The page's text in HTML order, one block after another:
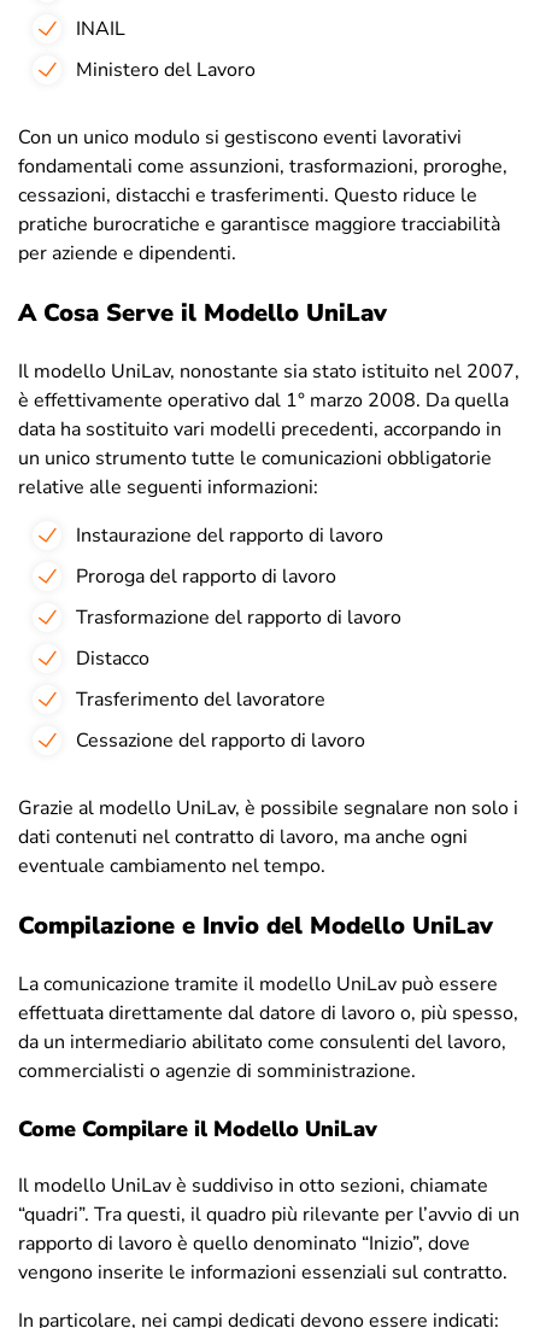
INAIL
Ministero del Lavoro
Con un unico modulo si gestiscono eventi lavorativi
fondamentali come assunzioni, trasformazioni, proroghe,
cessazioni, distacchi e trasferimenti. Questo riduce le
pratiche burocratiche e garantisce maggiore tracciabilità
per aziende e dipendenti.
A Cosa Serve il Modello UniLav
Il modello UniLav, nonostante sia stato istituito nel 2007,
è effettivamente operativo dal 1° marzo 2008. Da quella
data ha sostituito vari modelli precedenti, accorpando in
un unico strumento tutte le comunicazioni obbligatorie
relative alle seguenti informazioni:
Instaurazione del rapporto di lavoro
Proroga del rapporto di lavoro
Trasformazione del rapporto di lavoro
Distacco
Trasferimento del lavoratore
Cessazione del rapporto di lavoro
Grazie al modello UniLav, è possibile segnalare non solo i
dati contenuti nel contratto di lavoro, ma anche ogni
eventuale cambiamento nel tempo.
Compilazione e Invio del Modello UniLav
La comunicazione tramite il modello UniLav può essere
effettuata direttamente dal datore di lavoro o, più spesso,
da un intermediario abilitato come consulenti del lavoro,
commercialisti o agenzie di somministrazione.
Come Compilare il Modello UniLav
Il modello UniLav è suddiviso in otto sezioni, chiamate
“quadri”. Tra questi, il quadro più rilevante per l’avvio di un
rapporto di lavoro è quello denominato “Inizio”, dove
vengono inserite le informazioni essenziali sul contratto.
In particolare, nei campi dedicati devono essere indicati: